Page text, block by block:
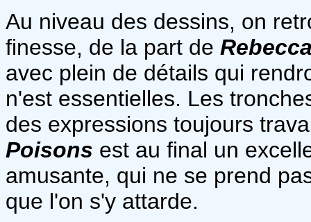
Au niveau des dessins, on
finesse, de la part de
avec plein de détails qui
n'est essentielles. Les
des expressions toujours
Poisons est au final un
amusante, qui ne se prend
que l'on s'y attarde.